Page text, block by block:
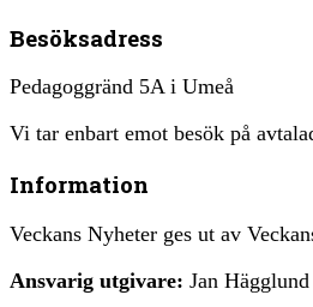
Besöksadress
Pedagoggränd 5A i Umeå
Vi tar enbart emot besök på
Information
Veckans Nyheter ges ut av
Ansvarig utgivare: Jan Hägglund